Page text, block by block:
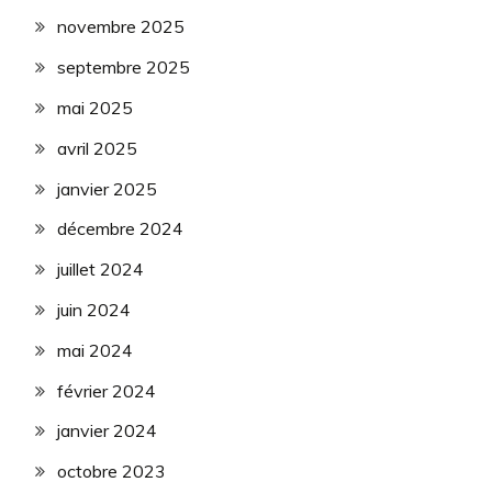
novembre 2025
septembre 2025
mai 2025
avril 2025
janvier 2025
décembre 2024
juillet 2024
juin 2024
mai 2024
février 2024
janvier 2024
octobre 2023